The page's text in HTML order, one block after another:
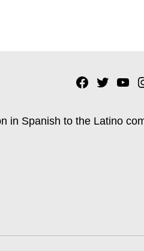
Facebook
Twitter
in Spanish to the Latino